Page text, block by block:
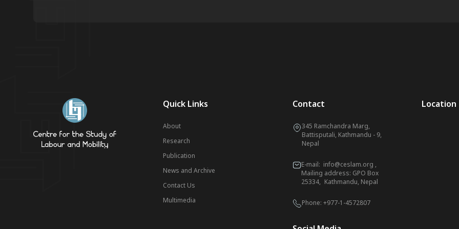
Quick Links
About
Research
Publication
News and Archive
Contact Us
Multimedia
Contact
345 Ramchandra Marg,
Battisputali, Kathmandu - 9,
Nepal
E-mail: info@ceslam.org ,
Mailing address: GPO Box
25334, Kathmandu, Nepal
Phone: +977-1-4572807
Location